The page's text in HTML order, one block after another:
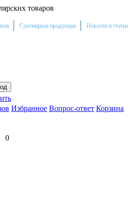
товаров
Сувенирная продукция Новости и статьи
Избранное Вопрос-ответ Корзина
0